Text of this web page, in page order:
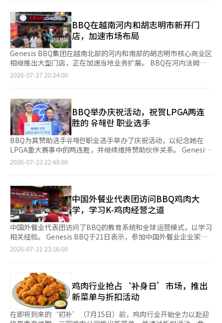
捐赠地点的选择和分发。 “上门鸡肉接力”是接收故事后，直接
前往需要帮助的现场的项目。该项目不仅向地区儿童中心和团体家
园等儿童和青少年福利机构，还向残疾人、老年人福利设施和军队
等送去鸡肉，传递关怀与支持。 BBQ相关人士表示：“通过总部
与家人的共同努力，今年在全国11个地区捐赠了15000只鸡肉。未
来，我们将继续关注需要帮助的社区，并不断扩大与家人一起的公
益活动。” 鸡肉大学是制胜BBQ集团设立的鸡肉餐饮业者培训教
育机构和研发（R&D）中心。准备开设BBQ加盟店的预备店主将
管理等内容。
设施的企业的定期餐饮服务。该服务根据企业规模、工作环境和就
餐人数等因素提供午餐。 通过此次服务的引入，DS Auto的员工们
可以在午餐时间享用派对中心提供的以韩餐为主的菜单。服务的运
营基于派对中心在南杨州、江东和东滩拥有的HACCP认证生产设
施。通过建立从生产到供应的自有运营体系，确保即使是无法运营
员工食堂的企业也能定期获得餐食供应。 派对中心最近在高端住
宅和办公设施中扩大了饮食服务业务。今年初，开始运营专为半浦
元Pentas居民提供的自助餐厅，并在高端住宅设施的餐饮休息室
工提供一个方便就餐的环境也是重要的福利。” 尹智贤 派对中心
代表表示：“最近许多企业对提升员工满意度的餐饮服务产生了兴
趣，但直接运营面临空间和人力等成本负担的现实。‘午餐例
行’将成为没有员工食堂也能提供稳定午餐的实际替代方案。”
派对中心成立于1999年，是一家专业的食品服务公司。Genesis
BBQ集团自去年4月将派对中心纳入旗下后，正在扩大其饮食服务
业务。※ 本报道经人工智能（AI）系统翻译与编辑。
BBQ在越南河内和胡志明市新开门
店，加速市场布局
Genesis BBQ集团在越南北部的河内和南部的胡志明市核心商业区
相继推出大型门店，正在加速当地业务扩展。 BBQ在河内法姆班
东地区开设了50平方米的“BBQ绿色星店”，并在胡志明市第七
福店”。 此次开店使BBQ在越南主要城市河内和胡志明市的核心
商业区之间建立了门店网络。特别是在胡志明市，自今年5月在代
表性餐饮商业区潘西龙推出南部首家门店以来，约两个月内连续开
设了第二和第三家门店，迅速扩大南部市场的布局。 新开设的门
店均位于各地区的主要商业和居住中心。河内的绿色星店位于中上
层住宅小区和商业设施密集的法姆班东生活圈中心，凭借门店前的
广场和良好的可达性，旨在吸引家庭客户和当地居民的需求。 胡
志明市的第二家门店BBQ美德店位于富美兴新城，这是一个外籍居
明市的第三家门店BBQ太福店则位于边坦市场和游客街附近的旅游
和商业中心，目标是国内外游客及当地上班族的流动人群。 新开
门店将推出黄金橄榄鸡（黄金炸鸡）、调味鸡（秘密酱鸡）以及东
南亚地区限定的UFO鸡等代表性鸡肉菜单。同时，还提供炒年糕、
杂菜、泡菜炒饭等韩式菜单，以及比萨、鸡肉汉堡、沙拉等多样化
的餐食选择。 目前，BBQ在越南运营着40多家门店，计划继续根
据当地消费特征和区域商业特点进行战略性开店，进一步加大对东
南亚市场的攻势。BBQ目前在57个国家运营着800多家海外门店。
中心，持续扩大品牌据点，进一步巩固在越南的业务基础。未来，
我们将继续围绕主要城市的战略商业区提升品牌竞争力，持续拓展
东南亚市场。”※ 本报道经人工智能（AI）系统翻译与编辑。
2026-07-27 20:24:00
BBQ举办庆祝活动，祝贺LPGA两连
胜的 유해란 职业选手
BBQ为其赞助选手유해란职业选手举办了庆祝活动，以纪念她在
LPGA重大赛事中的两连胜，并继续维持赞助伙伴关系。 Genesis
BBQ集团于22日在首尔松坡区总部邀请了유해란职业选手及其家
是“KPMG女子PGA锦标赛”和“阿蒙迪埃维昂锦标赛”中连续夺
冠，实现了重大赛事的两连胜。 当天的活动以播放유해란职业选手
的重大胜利历程的纪念视频开始。随后，尹洪根会长向유해란职业
选手颁发了BBQ夹克、纪念相框和鼓励金，祝贺她的两连胜。 尹
会长表示：“在世界顶级选手竞争的LPGA舞台上，유해란职业选
手取得了重大赛事的两连胜，令我感到非常自豪。BBQ将继续作为
坚实的伙伴，支持她向更大的目标挑战。” 유해란职业选手表
示：“能够超越赞助商与选手的关系，成为彼此挑战与成长的伙
家。” 自去年以来，BBQ作为拓展美国市场的一部分，扩大了对
LPGA选手的赞助。去年1月与尹伊娜签署赞助合同后，又与유해란
签约，开展利用美国女子高尔夫进行的体育营销。此外，BBQ还举
办青少年高尔夫慈善活动，并为参与选手及相关人员提供BBQ鸡肉
试吃活动，持续进行体育与K-食品的结合活动。 目前，BBQ在美
国33个州运营着300多家门店。美国市场的消费者销售额从2021年
2026-07-23 22:48:00
中国外餐业代表团访问BBQ鸡肉大
学，学习K-鸡肉经营之道
中国外餐业代表团访问了BBQ的教育系统和全球运营模式，以学习
相关经验。 Genesis BBQ于21日表示，参加中国外餐业企业家商
业学校项目的40多名中国外餐业代表团于20日访问了京畿道伊川
他们还旁听了预备加盟商（家庭）培训课程，并就韩中特许经营产
业的交流方式进行了讨论。 鸡肉大学是BBQ为预备加盟商和员工
提供门店运营、烹饪、客户服务等培训的特许经营专业教育机构，
旨在确保国内外门店提供相同的质量和服务。 目前，BBQ在57个
国家运营着800多家海外门店。中国是BBQ于2003年首次开展海外
2026-07-21 23:16:00
鸡肉行业抢占‘补身日’市场，推出
新菜单与折扣活动
在即将到来的‘初补’（7月15日）前，鸡肉行业开始全力以赴迎